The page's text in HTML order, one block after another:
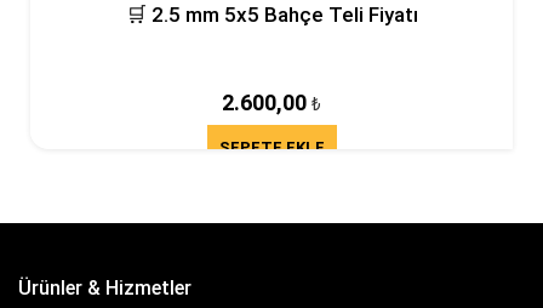
Ürünler & Hizmetler